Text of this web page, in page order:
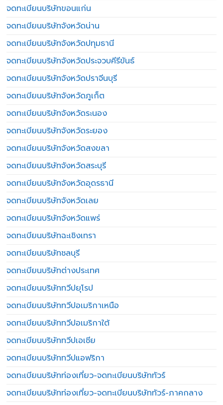
จดทะเบียนบริษัทขอนแก่น
จดทะเบียนบริษัทจังหวัดน่าน
จดทะเบียนบริษัทจังหวัดปทุมธานี
จดทะเบียนบริษัทจังหวัดประจวบคีรีขันธ์
จดทะเบียนบริษัทจังหวัดปราจีนบุรี
จดทะเบียนบริษัทจังหวัดภูเก็ต
จดทะเบียนบริษัทจังหวัดระนอง
จดทะเบียนบริษัทจังหวัดระยอง
จดทะเบียนบริษัทจังหวัดสงขลา
จดทะเบียนบริษัทจังหวัดสระบุรี
จดทะเบียนบริษัทจังหวัดอุดรธานี
จดทะเบียนบริษัทจังหวัดเลย
จดทะเบียนบริษัทจังหวัดแพร่
จดทะเบียนบริษัทฉะเชิงเทรา
จดทะเบียนบริษัทชลบุรี
จดทะเบียนบริษัทต่างประเทศ
จดทะเบียนบริษัททวีปยุโรป
จดทะเบียนบริษัททวีปอเมริกาเหนือ
จดทะเบียนบริษัททวีปอเมริกาใต้
จดทะเบียนบริษัททวีปเอเชีย
จดทะเบียนบริษัททวีปแอฟริกา
จดทะเบียนบริษัทท่องเที่ยว-จดทะเบียนบริษัททัวร์
จดทะเบียนบริษัทท่องเที่ยว-จดทะเบียนบริษัททัวร์-ภาคกลาง